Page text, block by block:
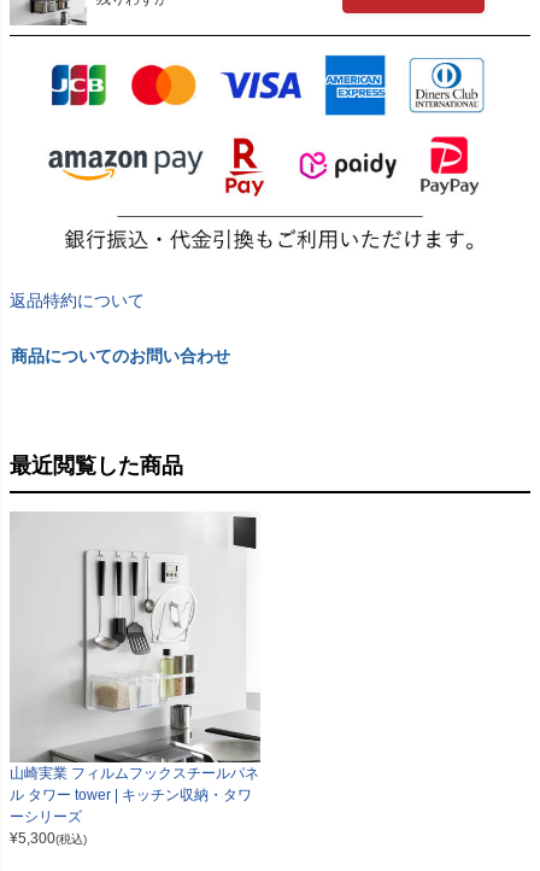
返品特約について
商品についてのお問い合わせ
最近閲覧した商品
山崎実業 フィルムフックスチールパネ
ル タワー tower | キッチン収納・タワ
ーシリーズ
¥5,300(税込)